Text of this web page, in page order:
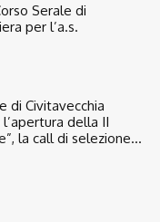
Serale di
per l’a.s.
di Civitavecchia
della II
la call di selezione...